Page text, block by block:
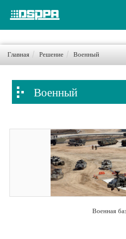
Главная Решение Военный
Военный
Военная